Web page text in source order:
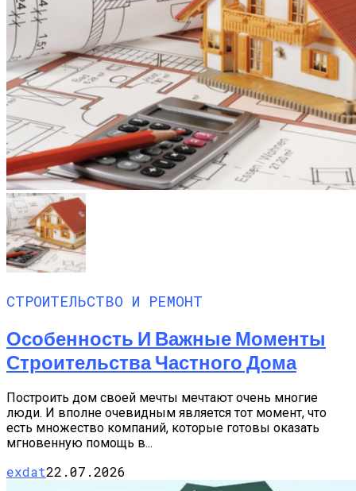
СТРОИТЕЛЬСТВО И РЕМОНТ
Особенность И Важные Моменты
Строительства Частного Дома
Построить дом своей мечты мечтают очень многие
люди. И вполне очевидным является тот момент, что
есть множество компаний, которые готовы оказать
мгновенную помощь в...
exdat22.07.2026